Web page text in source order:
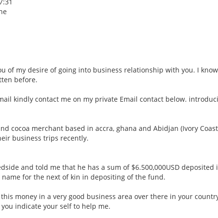
of my desire of going into business relationship with you. I
before.
kindly contact me on my private Email contact below.
cocoa merchant based in accra, ghana and Abidjan (Ivory
business trips recently.
and told me that he has a sum of $6.500,000USD
name for the next of kin in depositing of the fund.
money in a very good business area over there in your
indicate your self to help me.